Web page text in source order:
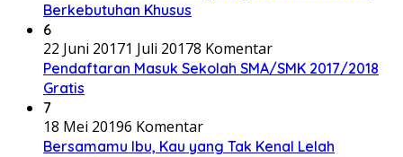
Berkebutuhan Khusus
6
22 Juni 20171 Juli 20178 Komentar
Pendaftaran Masuk Sekolah SMA/SMK 2017/2018
Gratis
7
18 Mei 20196 Komentar
Bersamamu Ibu, Kau yang Tak Kenal Lelah